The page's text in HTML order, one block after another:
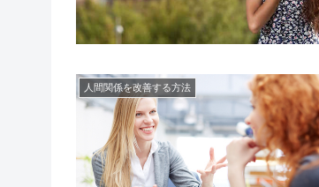
人間関係を改善する方法